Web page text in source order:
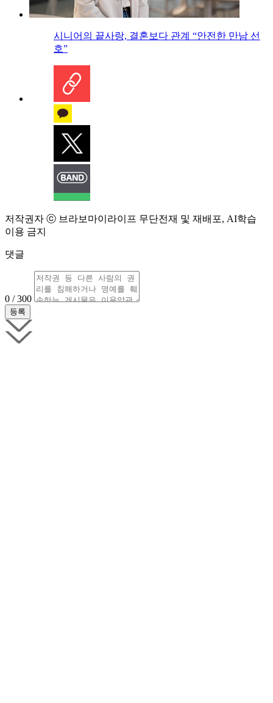
시니어의 끝사랑, 결혼보다 관계 “안전한 만남 선
호”
저작권자 ⓒ 브라보마이라이프 무단전재 및 재배포, AI학습
이용 금지
댓글
0 / 300